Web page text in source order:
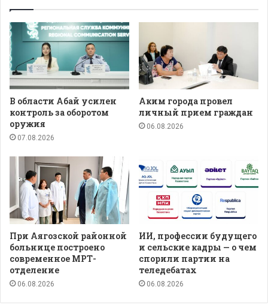
В области Абай усилен
контроль за оборотом
оружия
07.08.2026
Аким города провел
личный прием граждан
06.08.2026
При Аягозской районной
больнице построено
современное МРТ-
отделение
06.08.2026
ИИ, профессии будущего
и сельские кадры — о чем
спорили партии на
теледебатах
06.08.2026